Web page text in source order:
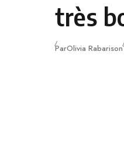
très
ParOlivia Rabarison